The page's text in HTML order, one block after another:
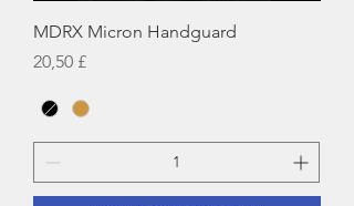
MDRX Micron Handguard
Hinta
20,50 £